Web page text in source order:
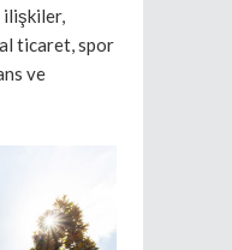
ilişkiler,
ticaret, spor
ve